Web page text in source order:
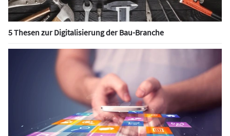
5 Thesen zur Digitalisierung der Bau-Branche